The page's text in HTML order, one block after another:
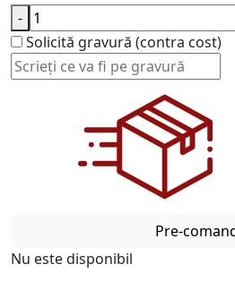
Solicită gravură (contra cost)
-
Pre-
Nu este disponibil